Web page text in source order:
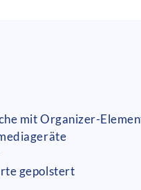
mit Organizer-
gepolstert